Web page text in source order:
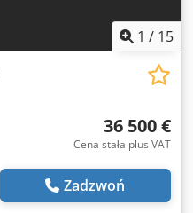
1 / 15
36 500 €
Cena stała plus VAT
Zadzwoń